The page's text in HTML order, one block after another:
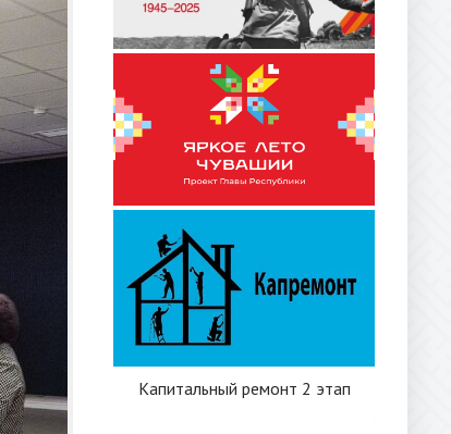
Капитальный ремонт 2 этап